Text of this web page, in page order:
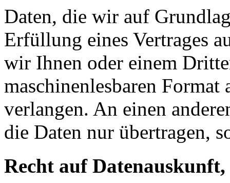
Daten, die wir auf
Erfüllung eines Vertrages
wir Ihnen oder einem
maschinenlesbaren Format
verlangen. An einen
die Daten nur übertragen,
Recht auf